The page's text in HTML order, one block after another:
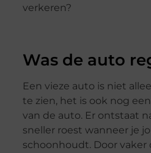
verkeren?
Was de auto
Een vieze auto is niet
te zien, het is ook nog
van de auto. Er ontstaat
sneller roest wanneer je
schoonhoudt. Door vaker